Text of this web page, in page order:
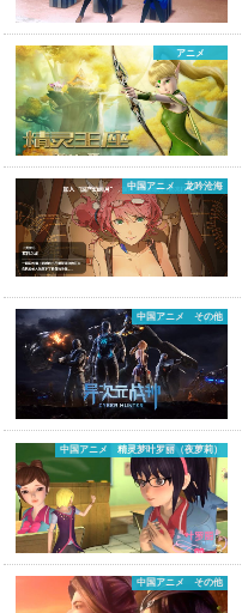
アニメ
中国アニメ 龙吟沧海
中国アニメ その他
中国アニメ 精灵梦叶罗丽（夜萝莉）
中国アニメ その他